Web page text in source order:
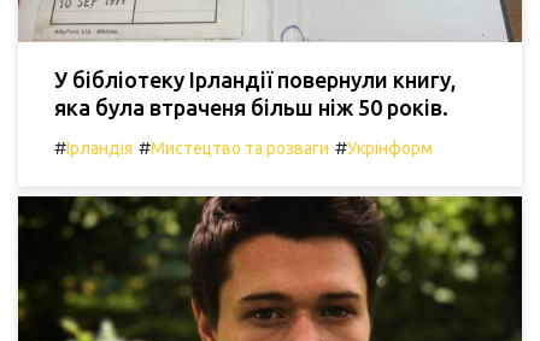
У бібліотеку Ірландії повернули книгу,
яка була втраченя більш ніж 50 років.
#Ірландія #Мистецтво та розваги #Укрінформ